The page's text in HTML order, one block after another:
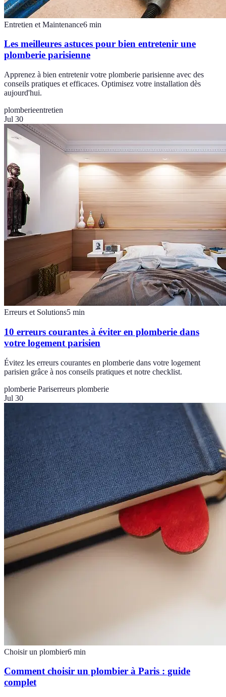
Entretien et Maintenance6 min
Les meilleures astuces pour bien entretenir une
plomberie parisienne
Apprenez à bien entretenir votre plomberie parisienne avec des
conseils pratiques et efficaces. Optimisez votre installation dès
aujourd'hui.
plomberieentretien
Jul 30
Erreurs et Solutions5 min
10 erreurs courantes à éviter en plomberie dans
votre logement parisien
Évitez les erreurs courantes en plomberie dans votre logement
parisien grâce à nos conseils pratiques et notre checklist.
plomberie Pariserreurs plomberie
Jul 30
Choisir un plombier6 min
Comment choisir un plombier à Paris : guide
complet